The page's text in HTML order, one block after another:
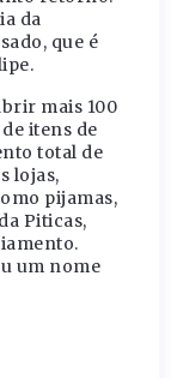
da
que é
mais 100
itens de
total de
lojas,
pijamas,
Piticas,
um nome